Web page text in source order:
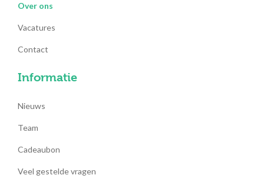
Over ons
Vacatures
Contact
Informatie
Nieuws
Team
Cadeaubon
Veel gestelde vragen